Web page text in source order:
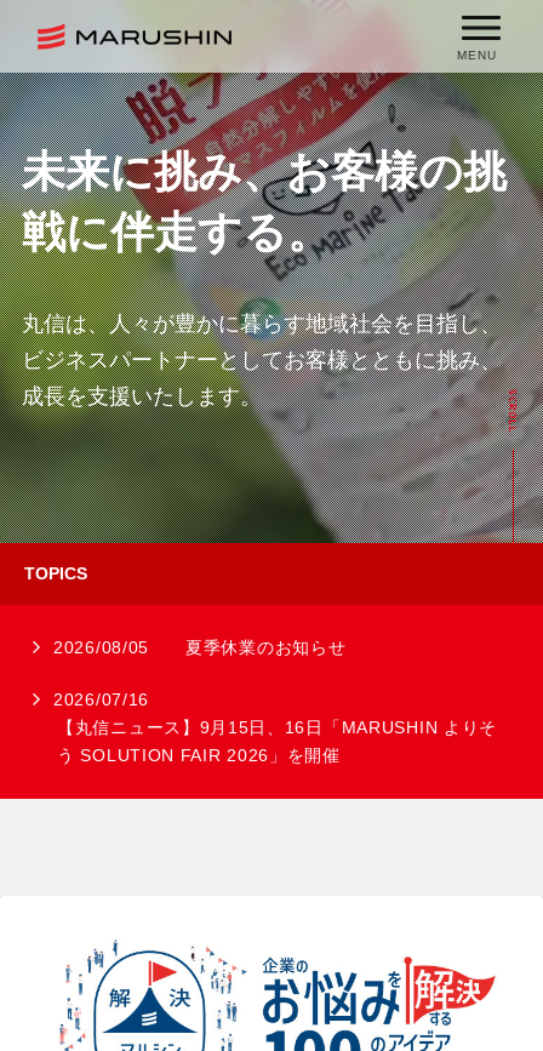
MENU
未来に挑み、お客様の挑
戦に伴走する。
丸信は、人々が豊かに暮らす地域社会を目指し、
ビジネスパートナーとしてお客様とともに挑み、
成長を支援いたします。
TOPICS
2026/08/05 夏季休業のお知らせ
2026/07/16
【丸信ニュース】9月15日、16日「MARUSHIN よりそ
う SOLUTION FAIR 2026」を開催